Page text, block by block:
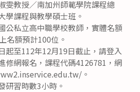
雯教授／南加州師範學院課程總
學課程與教學碩士班。
公私立高中職學校教師，實體名額
名額預計100位。
起至112年12月19日截止，請登入
修網報名，課程代碼4126781，網
。
研習時數3小時。